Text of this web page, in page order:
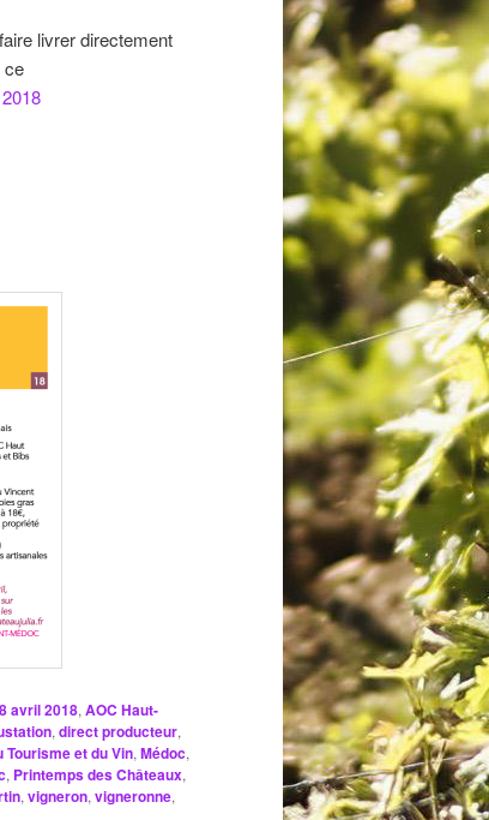
livrer directement
ce
avril 2018, AOC Haut-
, direct producteur,
Tourisme et du Vin, Médoc,
, Printemps des Châteaux,
, vigneron, vigneronne,